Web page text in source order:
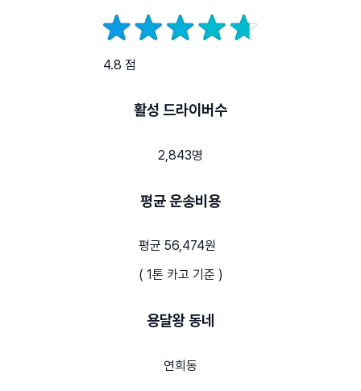
4.8 점
활성 드라이버수
2,843명
평균 운송비용
평균 56,474원
( 1톤 카고 기준 )
용달왕 동네
연희동